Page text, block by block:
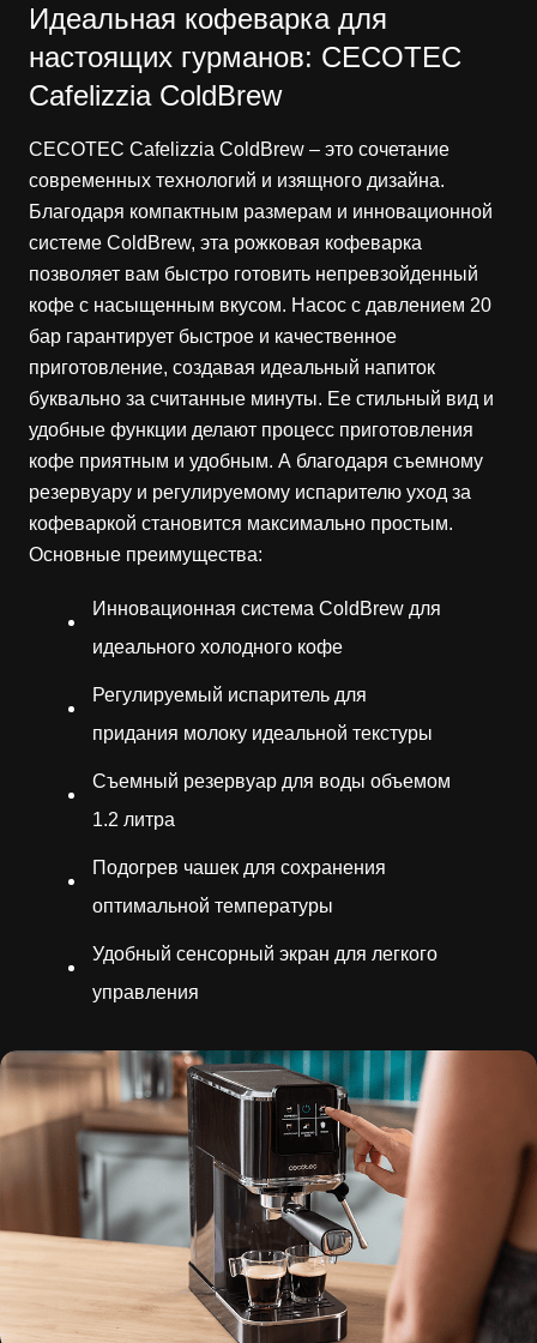
Идеальная кофеварка для
настоящих гурманов: CECOTEC
Cafelizzia ColdBrew
CECOTEC Cafelizzia ColdBrew – это сочетание
современных технологий и изящного дизайна.
Благодаря компактным размерам и инновационной
системе ColdBrew, эта рожковая кофеварка
позволяет вам быстро готовить непревзойденный
кофе с насыщенным вкусом. Насос с давлением 20
бар гарантирует быстрое и качественное
приготовление, создавая идеальный напиток
буквально за считанные минуты. Ее стильный вид и
удобные функции делают процесс приготовления
кофе приятным и удобным. А благодаря съемному
резервуару и регулируемому испарителю уход за
кофеваркой становится максимально простым.
Основные преимущества:
Инновационная система ColdBrew для
идеального холодного кофе
Регулируемый испаритель для
придания молоку идеальной текстуры
Съемный резервуар для воды объемом
1.2 литра
Подогрев чашек для сохранения
оптимальной температуры
Удобный сенсорный экран для легкого
управления